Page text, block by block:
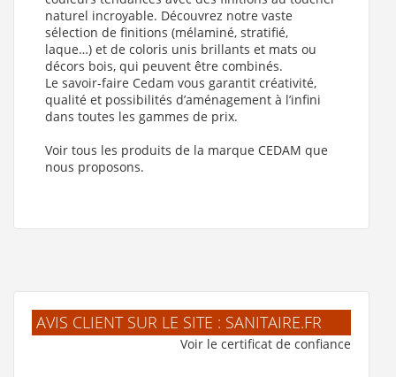
naturel incroyable. Découvrez notre vaste
sélection de finitions (mélaminé, stratifié,
laque…) et de coloris unis brillants et mats ou
décors bois, qui peuvent être combinés.
Le savoir-faire Cedam vous garantit créativité,
qualité et possibilités d’aménagement à l’infini
dans toutes les gammes de prix.
Voir tous les produits de la marque CEDAM que
nous proposons.
AVIS CLIENT SUR LE SITE : SANITAIRE.FR
Voir le certificat de confiance